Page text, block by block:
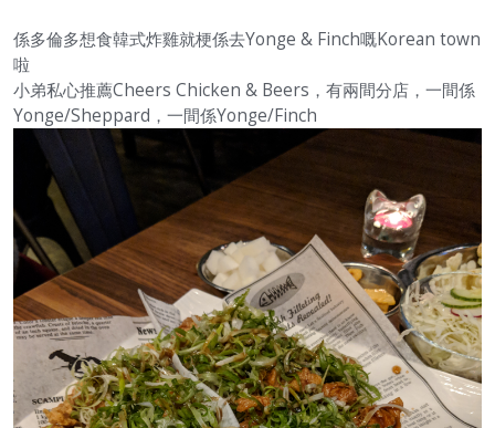
係多倫多想食韓式炸雞就梗係去Yonge & Finch嘅Korean town
啦
小弟私心推薦Cheers Chicken & Beers，有兩間分店，一間係
Yonge/Sheppard，一間係Yonge/Finch